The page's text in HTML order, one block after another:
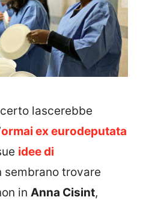
lascerebbe
ormai ex eurodeputata
idee di
sembrano trovare
in Anna Cisint,